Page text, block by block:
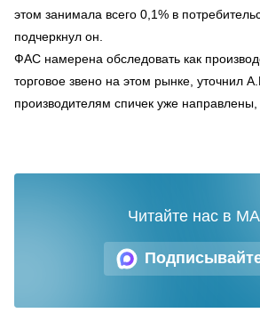
этом занимала всего 0,1% в
подчеркнул он.
ФАС намерена обследовать как
торговое звено на этом рынке, уточнил
производителям спичек уже
Читайте нас в